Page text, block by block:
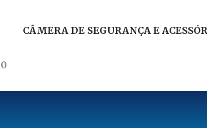
CÂMERA DE SEGURANÇA E